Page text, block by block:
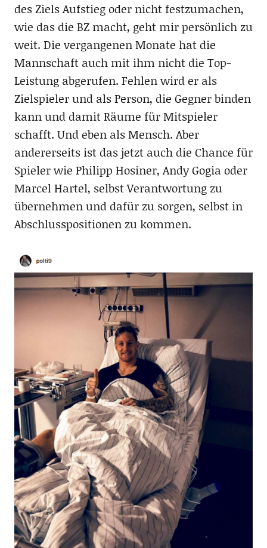
des Ziels Aufstieg oder nicht festzumachen,
wie das die BZ macht, geht mir persönlich zu
weit. Die vergangenen Monate hat die
Mannschaft auch mit ihm nicht die Top-
Leistung abgerufen. Fehlen wird er als
Zielspieler und als Person, die Gegner binden
kann und damit Räume für Mitspieler
schafft. Und eben als Mensch. Aber
andererseits ist das jetzt auch die Chance für
Spieler wie Philipp Hosiner, Andy Gogia oder
Marcel Hartel, selbst Verantwortung zu
übernehmen und dafür zu sorgen, selbst in
Abschlusspositionen zu kommen.